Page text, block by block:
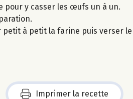
pour y casser les œufs un à un.
petit à petit la farine puis verser
Imprimer la recette